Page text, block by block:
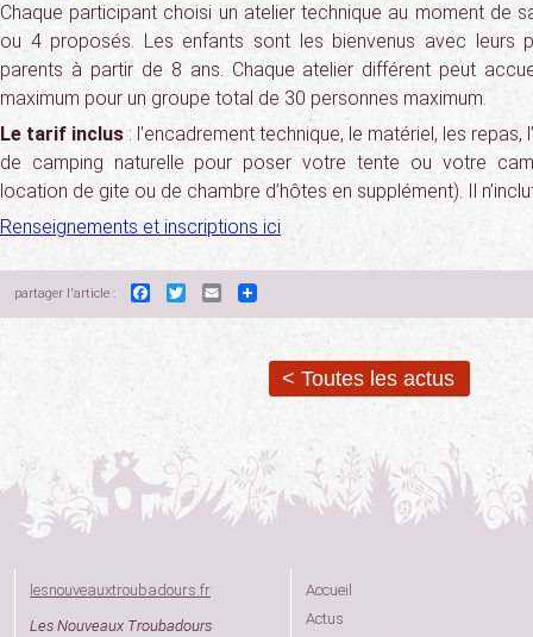
Chaque participant choisi un atelier technique au moment de
ou 4 proposés. Les enfants sont les bienvenus avec leurs
parents à partir de 8 ans. Chaque atelier différent peut
maximum pour un groupe total de 30 personnes maximum.
Le tarif inclus : l’encadrement technique, le matériel, les
de camping naturelle pour poser votre tente ou votre
location de gite ou de chambre d’hôtes en supplément). Il
Renseignements et inscriptions ici
partager l'article : Facebook
TwitterEmail
< Toutes les actus
lesnouveauxtroubadours.fr
Les Nouveaux Troubadours
Accueil
Actus